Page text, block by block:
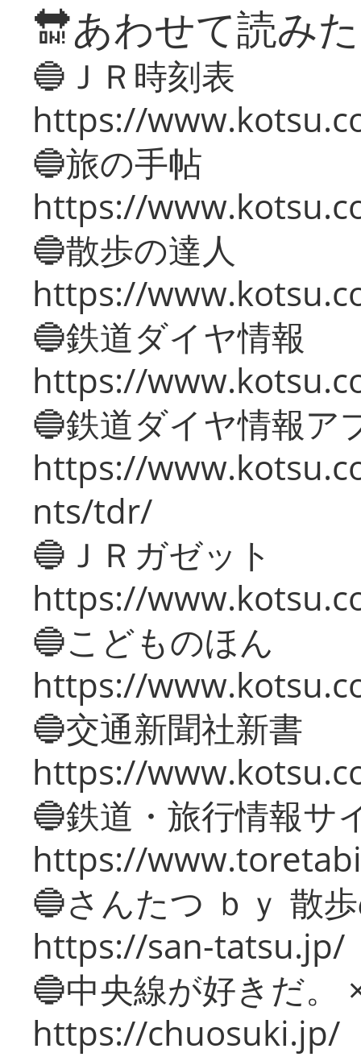
🔛あわせて読み
🔵ＪＲ時刻表
https://
🔵旅の手帖
https://
🔵散歩の達人
https://
🔵鉄道ダイヤ情報
https://
🔵鉄道ダイヤ情報ア
https://
nts/tdr/
🔵ＪＲガゼット
https://
🔵こどものほん
https://
🔵交通新聞社新書
https://
🔵鉄道・旅行情報サ
https://
🔵さんたつ ｂｙ 散
https://san-tatsu.jp/
🔵中央線が好きだ。
https://chuosuki.jp/